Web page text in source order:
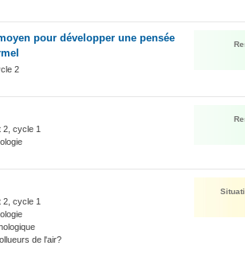
pour développer une pensée
2
2, cycle 1
2, cycle 1
de l'air?